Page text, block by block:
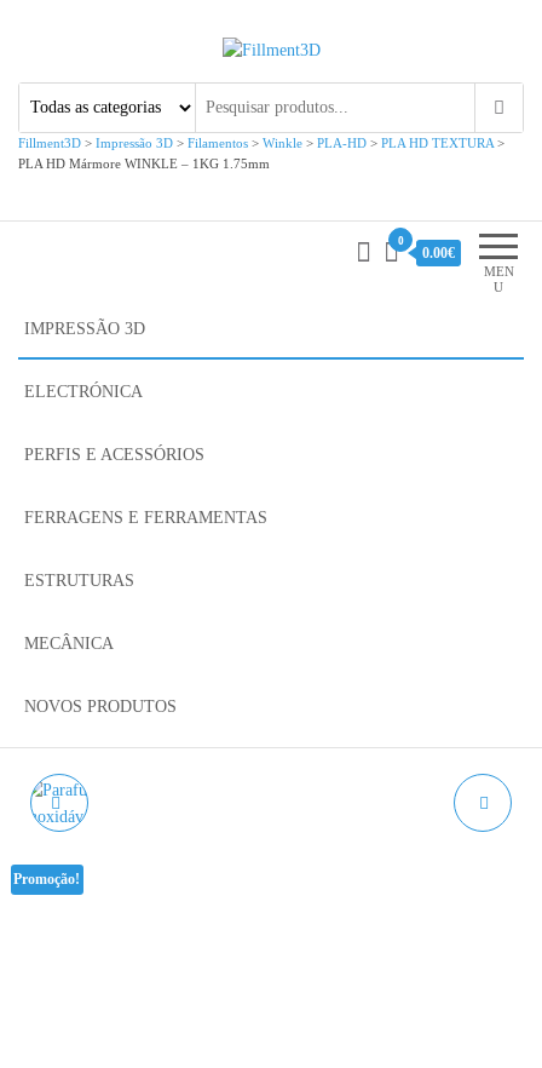
Fillment3D
Fillment3D > Impressão 3D > Filamentos > Winkle > PLA-HD > PLA HD TEXTURA >
PLA HD Mármore WINKLE – 1KG 1.75mm
MEN
U
0
0.00€
IMPRESSÃO 3D
ELECTRÓNICA
PERFIS E ACESSÓRIOS
FERRAGENS E FERRAMENTAS
ESTRUTURAS
MECÂNICA
NOVOS PRODUTOS
Promoção!